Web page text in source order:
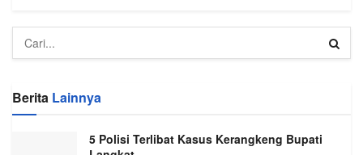
Berita Lainnya
5 Polisi Terlibat Kasus Kerangkeng Bupati